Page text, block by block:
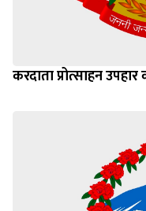
करदाता प्रोत्साहन